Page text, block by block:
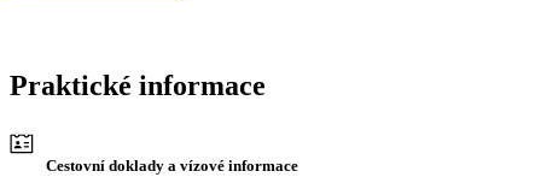
Praktické informace
Cestovní doklady a vízové informace